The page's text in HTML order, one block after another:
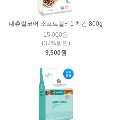
내츄럴코어 소프트델리1 치킨 800g
15,000원
(37%할인)
9,500원